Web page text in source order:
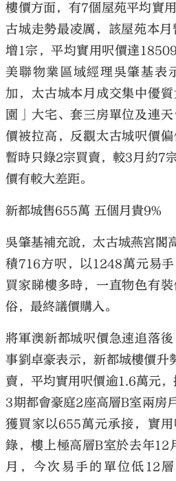
樓價方面，有7個屋苑平均實
古城走勢最凌厲，該屋苑本
增1宗，平均實用呎價達
美聯物業區域經理吳肇基表
加，太古城本月成交集中優
園」大宅、套三房單位及連
價被拉高，反觀太古城呎價
暫時只錄2宗買賣，較3月約7
價有較大差距。
新都城售655萬 五個月貴9%
吳肇基補充說，太古城燕宮閣
積716方呎，以1248萬元易手
買家睇樓多時，一直物色有
俗，最終議價購入。
將軍澳新都城呎價急速追落
事劉卓豪表示，新都城樓價升
賣，平均實用呎價逾1.6萬元
3期都會豪庭2座高層B室兩房
獲買家以655萬元承接，實
錄，樓上極高層B室於去年12
月，今次易手的單位低12